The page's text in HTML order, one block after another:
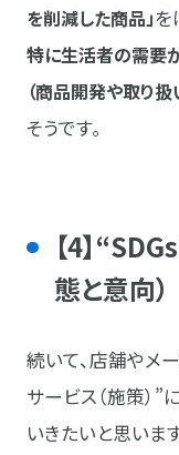
を削減した商品」を
特に生活者の需要
（商品開発や取り
そうです。
【4】
態と意向）
続いて、店舗やメ
サービス（施策）
いきたいと思います